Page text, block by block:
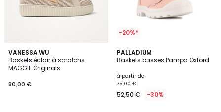
VANESSA WU
Baskets éclair à scratchs
MAGGIE Originals
80,00 €
3
Couleurs
-20%*
PALLADIUM
Baskets basses Pampa Oxford
à partir de
75,00 €
52,50 € -30%
4,9
/ 5
11
Couleurs